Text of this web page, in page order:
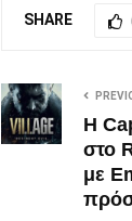
SHARE
H
στο
με